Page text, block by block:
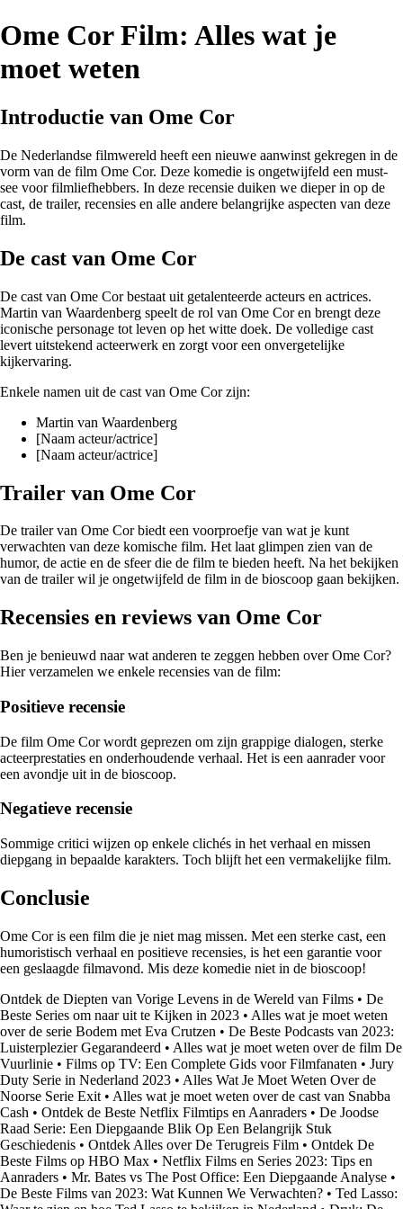
Ome Cor Film: Alles wat je
moet weten
Introductie van Ome Cor
De Nederlandse filmwereld heeft een nieuwe aanwinst gekregen in de
vorm van de film Ome Cor. Deze komedie is ongetwijfeld een must-
see voor filmliefhebbers. In deze recensie duiken we dieper in op de
cast, de trailer, recensies en alle andere belangrijke aspecten van deze
film.
De cast van Ome Cor
De cast van Ome Cor bestaat uit getalenteerde acteurs en actrices.
Martin van Waardenberg speelt de rol van Ome Cor en brengt deze
iconische personage tot leven op het witte doek. De volledige cast
levert uitstekend acteerwerk en zorgt voor een onvergetelijke
kijkervaring.
Enkele namen uit de cast van Ome Cor zijn:
Martin van Waardenberg
[Naam acteur/actrice]
[Naam acteur/actrice]
Trailer van Ome Cor
De trailer van Ome Cor biedt een voorproefje van wat je kunt
verwachten van deze komische film. Het laat glimpen zien van de
humor, de actie en de sfeer die de film te bieden heeft. Na het bekijken
van de trailer wil je ongetwijfeld de film in de bioscoop gaan bekijken.
Recensies en reviews van Ome Cor
Ben je benieuwd naar wat anderen te zeggen hebben over Ome Cor?
Hier verzamelen we enkele recensies van de film:
Positieve recensie
De film Ome Cor wordt geprezen om zijn grappige dialogen, sterke
acteerprestaties en onderhoudende verhaal. Het is een aanrader voor
een avondje uit in de bioscoop.
Negatieve recensie
Sommige critici wijzen op enkele clichés in het verhaal en missen
diepgang in bepaalde karakters. Toch blijft het een vermakelijke film.
Conclusie
Ome Cor is een film die je niet mag missen. Met een sterke cast, een
humoristisch verhaal en positieve recensies, is het een garantie voor
een geslaagde filmavond. Mis deze komedie niet in de bioscoop!
Ontdek de Diepten van Vorige Levens in de Wereld van Films • De
Beste Series om naar uit te Kijken in 2023 • Alles wat je moet weten
over de serie Bodem met Eva Crutzen • De Beste Podcasts van 2023:
Luisterplezier Gegarandeerd • Alles wat je moet weten over de film De
Vuurlinie • Films op TV: Een Complete Gids voor Filmfanaten • Jury
Duty Serie in Nederland 2023 • Alles Wat Je Moet Weten Over de
Noorse Serie Exit • Alles wat je moet weten over de cast van Snabba
Cash • Ontdek de Beste Netflix Filmtips en Aanraders • De Joodse
Raad Serie: Een Diepgaande Blik Op Een Belangrijk Stuk
Geschiedenis • Ontdek Alles over De Terugreis Film • Ontdek De
Beste Films op HBO Max • Netflix Films en Series 2023: Tips en
Aanraders • Mr. Bates vs The Post Office: Een Diepgaande Analyse •
De Beste Films van 2023: Wat Kunnen We Verwachten? • Ted Lasso: